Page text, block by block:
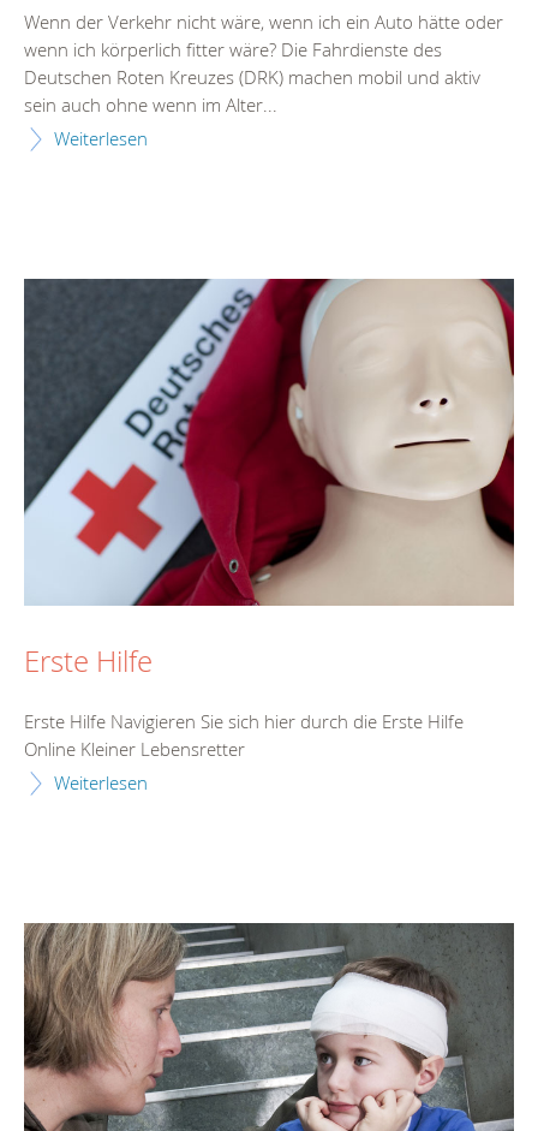
Wenn der Verkehr nicht wäre, wenn ich ein Auto hätte oder
wenn ich körperlich fitter wäre? Die Fahrdienste des
Deutschen Roten Kreuzes (DRK) machen mobil und aktiv
sein auch ohne wenn im Alter...
Weiterlesen
Erste Hilfe
Erste Hilfe Navigieren Sie sich hier durch die Erste Hilfe
Online Kleiner Lebensretter
Weiterlesen